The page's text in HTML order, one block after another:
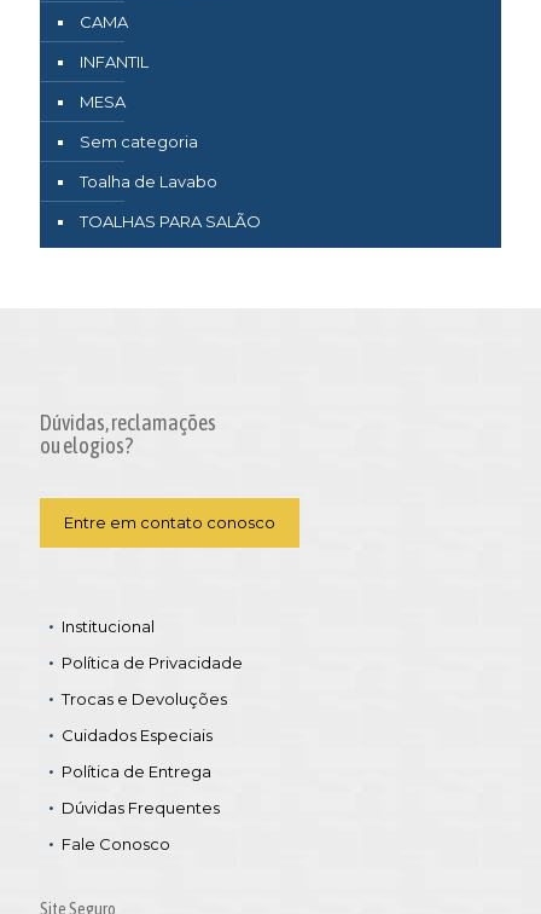
CAMA
INFANTIL
MESA
Sem categoria
Toalha de Lavabo
TOALHAS PARA SALÃO
Dúvidas, reclamações
ou elogios?
Entre em contato conosco
Institucional
Política de Privacidade
Trocas e Devoluções
Cuidados Especiais
Política de Entrega
Dúvidas Frequentes
Fale Conosco
Site Seguro